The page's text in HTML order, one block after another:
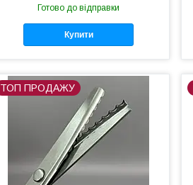
Готово до відправки
Купити
ТОП ПРОДАЖУ